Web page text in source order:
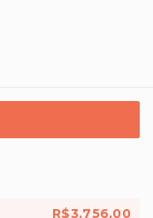
R$3.756,00